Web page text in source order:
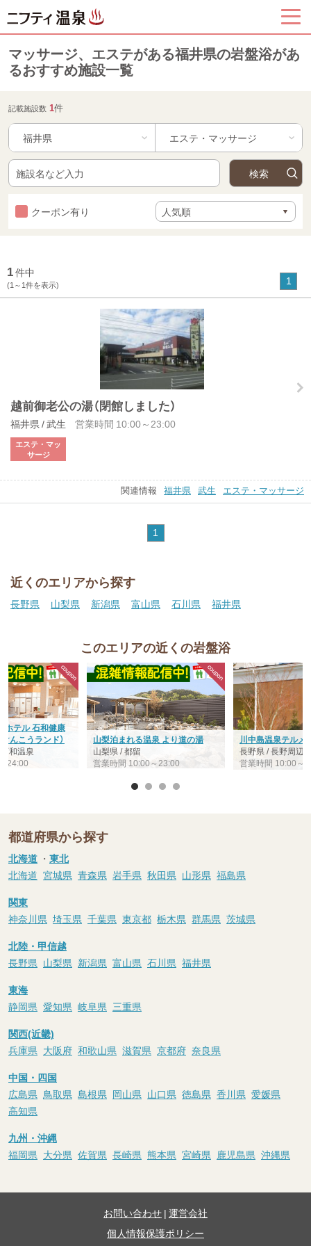
マッサージ、エステがある福井県の岩盤浴があ
るおすすめ施設一覧
記載施設数 1件
福井県
クーポン有り
1件中
(1～1件を表示) 1
越前御老公の湯（閉館しました）
福井県 / 武生 営業時間 10:00～23:00
エステ・マッ
サージ
関連情報 福井県 武生 エステ・マッサージ
1
近くのエリアから探す
長野県 山梨県 新潟県 富山県 石川県 福井県
このエリアの近くの岩盤浴
ホテル 石和健康
んこうランド）
和温泉
24:00
山梨泊まれる温泉 より道の湯
山梨県 / 都留
営業時間 10:00～23:00
川中島温泉テルメ
長野県 / 長野周辺
営業時間 10:00～
都道府県から探す
北海道 ・ 東北
北海道 宮城県 青森県 岩手県 秋田県 山形県 福島県
関東
神奈川県 埼玉県 千葉県 東京都 栃木県 群馬県 茨城県
北陸・甲信越
長野県 山梨県 新潟県 富山県 石川県 福井県
東海
静岡県 愛知県 岐阜県 三重県
関西(近畿)
兵庫県 大阪府 和歌山県 滋賀県 京都府 奈良県
中国・四国
広島県 鳥取県 島根県 岡山県 山口県 徳島県 香川県 愛媛県
高知県
九州・沖縄
福岡県 大分県 佐賀県 長崎県 熊本県 宮崎県 鹿児島県 沖縄県
お問い合わせ | 運営会社
個人情報保護ポリシー